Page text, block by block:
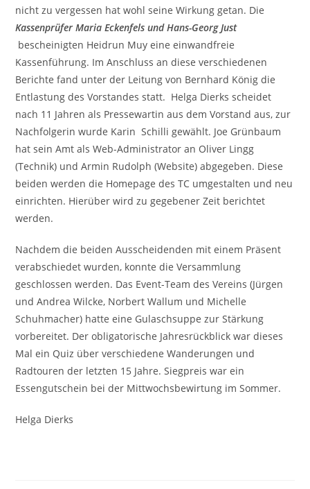
nicht zu vergessen hat wohl seine Wirkung getan. Die
Kassenprüfer Maria Eckenfels und Hans-Georg Just
bescheinigten Heidrun Muy eine einwandfreie
Kassenführung. Im Anschluss an diese verschiedenen
Berichte fand unter der Leitung von Bernhard König die
Entlastung des Vorstandes statt. Helga Dierks scheidet
nach 11 Jahren als Pressewartin aus dem Vorstand aus, zur
Nachfolgerin wurde Karin Schilli gewählt. Joe Grünbaum
hat sein Amt als Web-Administrator an Oliver Lingg
(Technik) und Armin Rudolph (Website) abgegeben. Diese
beiden werden die Homepage des TC umgestalten und neu
einrichten. Hierüber wird zu gegebener Zeit berichtet
werden.
Nachdem die beiden Ausscheidenden mit einem Präsent
verabschiedet wurden, konnte die Versammlung
geschlossen werden. Das Event-Team des Vereins (Jürgen
und Andrea Wilcke, Norbert Wallum und Michelle
Schuhmacher) hatte eine Gulaschsuppe zur Stärkung
vorbereitet. Der obligatorische Jahresrückblick war dieses
Mal ein Quiz über verschiedene Wanderungen und
Radtouren der letzten 15 Jahre. Siegpreis war ein
Essengutschein bei der Mittwochsbewirtung im Sommer.
Helga Dierks